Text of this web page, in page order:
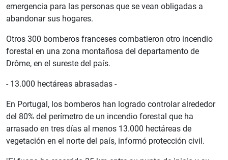
emergencia para las personas que se vean obligadas a
abandonar sus hogares.
Otros 300 bomberos franceses combatieron otro incendio
forestal en una zona montañosa del departamento de
Drôme, en el sureste del país.
- 13.000 hectáreas abrasadas -
En Portugal, los bomberos han logrado controlar alrededor
del 80% del perímetro de un incendio forestal que ha
arrasado en tres días al menos 13.000 hectáreas de
vegetación en el norte del país, informó protección civil.